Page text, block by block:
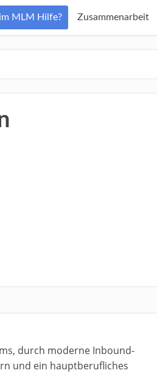
MLM Hilfe? Zusammenarbeit
durch moderne Inbound-
und ein hauptberufliches